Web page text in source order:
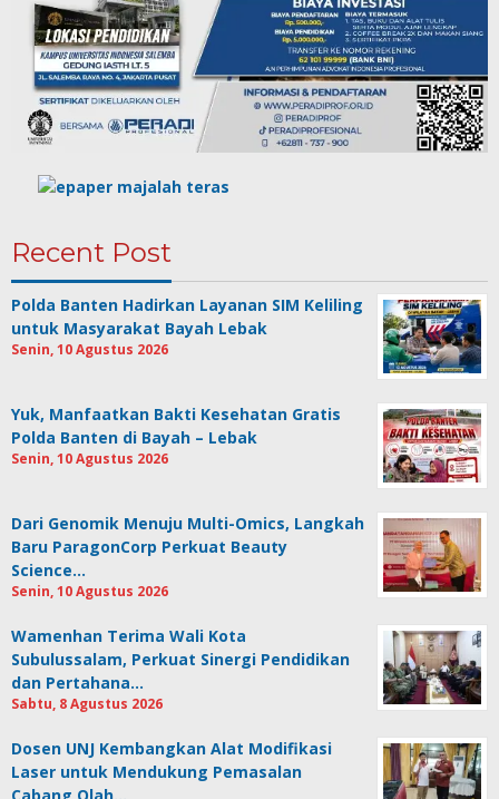
Recent Post
Polda Banten Hadirkan Layanan SIM Keliling
untuk Masyarakat Bayah Lebak
Senin, 10 Agustus 2026
Yuk, Manfaatkan Bakti Kesehatan Gratis
Polda Banten di Bayah – Lebak
Senin, 10 Agustus 2026
Dari Genomik Menuju Multi-Omics, Langkah
Baru ParagonCorp Perkuat Beauty
Science…
Senin, 10 Agustus 2026
Wamenhan Terima Wali Kota
Subulussalam, Perkuat Sinergi Pendidikan
dan Pertahana…
Sabtu, 8 Agustus 2026
Dosen UNJ Kembangkan Alat Modifikasi
Laser untuk Mendukung Pemasalan